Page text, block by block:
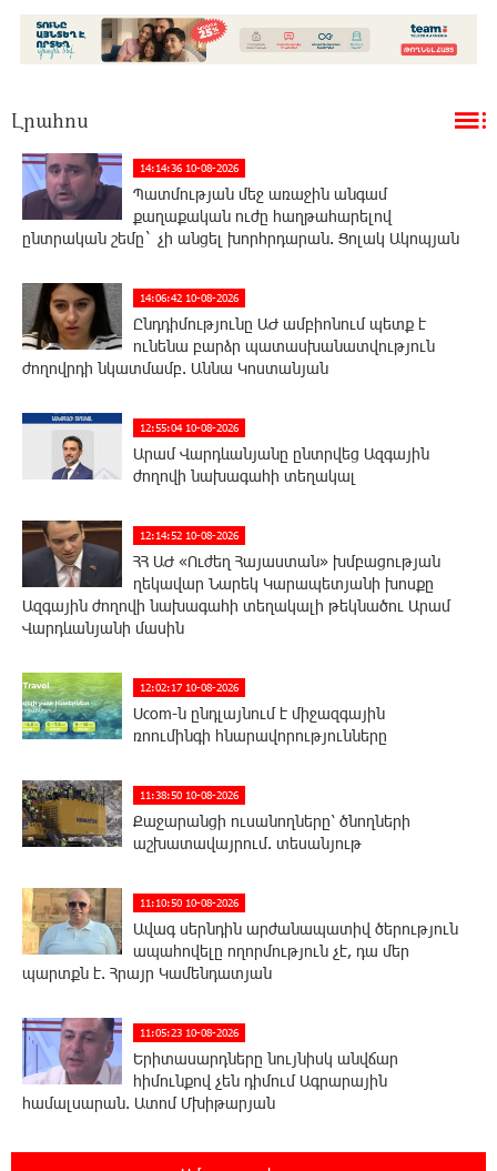
Լրահոս
14:14:36 10-08-2026
Պատմության մեջ առաջին անգամ
քաղաքական ուժը հաղթահարելով
ընտրական շեմը` չի անցել խորհրդարան. Ցոլակ Ակոպյան
14:06:42 10-08-2026
Ընդդիմությունը ԱԺ ամբիոնում պետք է
ունենա բարձր պատասխանատվություն
ժողովրդի նկատմամբ. Աննա Կոստանյան
12:55:04 10-08-2026
Արամ Վարդևանյանը ընտրվեց Ազգային
ժողովի նախագահի տեղակալ
12:14:52 10-08-2026
ՀՀ ԱԺ «Ուժեղ Հայաստան» խմբացության
ղեկավար Նարեկ Կարապետյանի խոսքը
Ազգային ժողովի նախագահի տեղակալի թեկնածու Արամ
Վարդևանյանի մասին
12:02:17 10-08-2026
Ucom-ն ընդլայնում է միջազգային
ռոումինգի հնարավորությունները
11:38:50 10-08-2026
Քաջարանցի ուսանողները՝ ծնողների
աշխատավայրում. տեսանյութ
11:10:50 10-08-2026
Ավագ սերնդին արժանապատիվ ծերություն
ապահովելը ողորմություն չէ, դա մեր
պարտքն է. Հրայր Կամենդատյան
11:05:23 10-08-2026
Երիտասարդները նույնիսկ անվճար
հիմունքով չեն դիմում Ագրարային
համալսարան. Ատոմ Մխիթարյան